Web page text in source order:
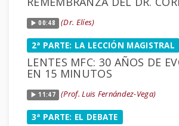
00:48 (Dr. Elíes)
2ª PARTE: LA LECCIÓN MAGISTRAL
LENTES MFC: 30 AÑOS DE
EN 15 MINUTOS
11:47 (Prof. Luis Fernández-Vega)
3ª PARTE: EL DEBATE